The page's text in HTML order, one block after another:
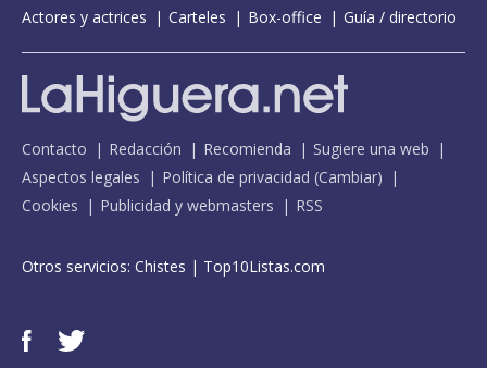
Actores y actrices
Carteles Box-office Guía / directorio
Contacto Redacción Recomienda
Sugiere una web
Aspectos legales
Política de privacidad (Cambiar)
Cookies
Publicidad y webmasters RSS
Otros servicios: Chistes | Top10Listas.com